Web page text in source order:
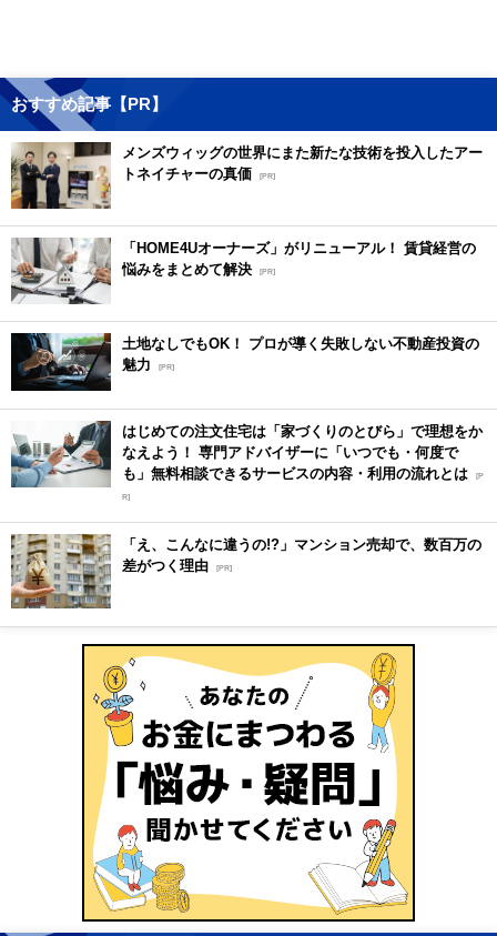
おすすめ記事【PR】
メンズウィッグの世界にまた新たな技術を投入したアー
トネイチャーの真価 [PR]
「HOME4Uオーナーズ」がリニューアル！ 賃貸経営の
悩みをまとめて解決 [PR]
土地なしでもOK！ プロが導く失敗しない不動産投資の
魅力
[PR]
はじめての注文住宅は「家づくりのとびら」で理想をか
なえよう！ 専門アドバイザーに「いつでも・何度で
も」無料相談できるサービスの内容・利用の流れとは [P
R]
「え、こんなに違うの!?」マンション売却で、数百万の
差がつく理由 [PR]